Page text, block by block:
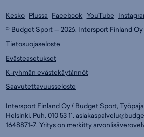
Kesko Plussa Facebook YouTube
© Budget Sport — 2026. Intersport Finland
Tietosuojaseloste
Evästeasetukset
K-ryhmän evästekäytännöt
Saavutettavuusseloste
Intersport Finland Oy / Budget Sport,
Helsinki. Puh. 010 53 11.
1648871-7. Yritys on merkitty